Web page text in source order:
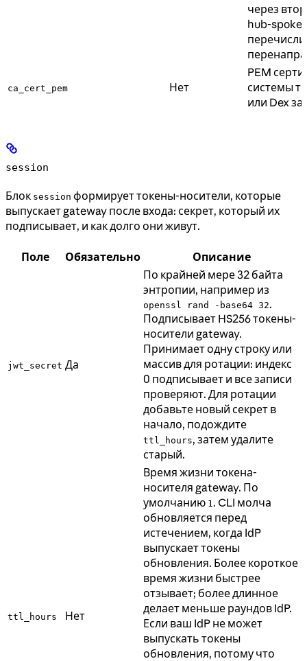
через
hub-spoke
ca_cert_pem Нет
PEM
системы
или Dex
session
Блок session формирует токены-носители, которые
выпускает gateway после входа: секрет, который их
подписывает, и как долго они живут.
Поле Обязательно Описание
jwt_secret Да
По крайней мере 32 байта
энтропии, например из
openssl rand -base64 32.
Подписывает HS256 токены-
носители gateway.
Принимает одну строку или
массив для ротации: индекс
0 подписывает и все записи
проверяют. Для ротации
добавьте новый секрет в
начало, подождите
ttl_hours, затем удалите
старый.
ttl_hours Нет
Время жизни токена-
носителя gateway. По
умолчанию 1 . CLI молча
обновляется перед
истечением, когда IdP
выпускает токены
обновления. Более короткое
время жизни быстрее
отзывает; более длинное
делает меньше раундов IdP.
Если ваш IdP не может
выпускать токены
обновления, потому что